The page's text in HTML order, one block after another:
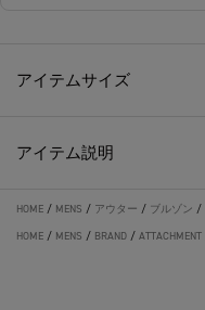
アイテムサイズ
アイテム説明
HOME / MENS / アウター / ブルゾン /
HOME / MENS / BRAND / ATTACHMENT